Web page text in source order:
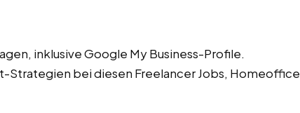
inklusive Google My Business-Profile.
Strategien bei diesen Freelancer Jobs, Homeoffice